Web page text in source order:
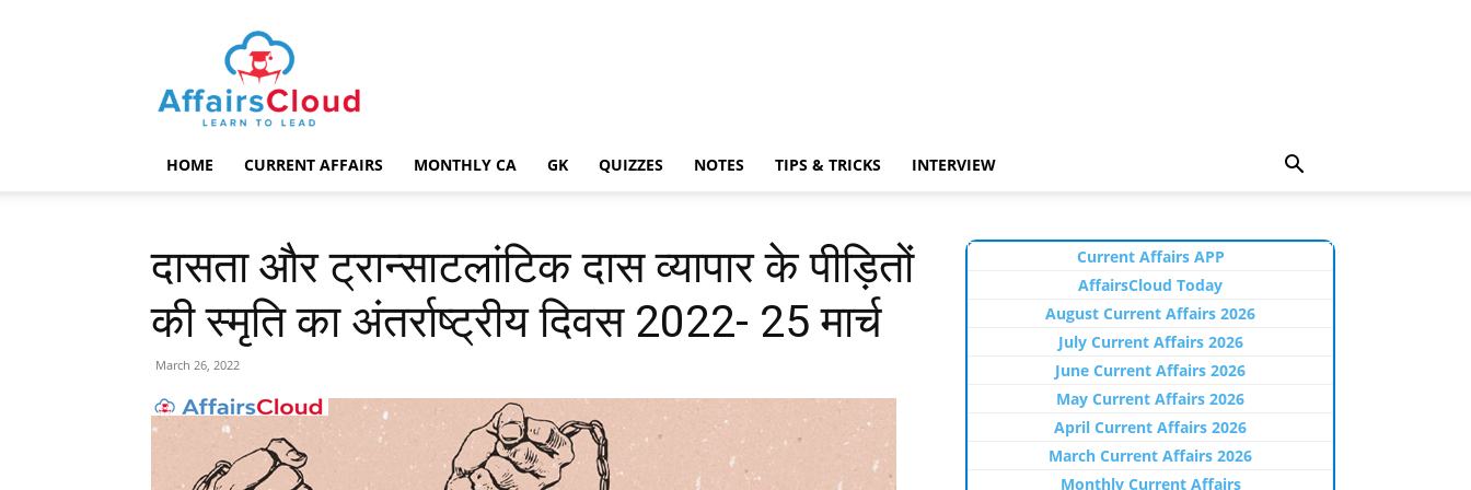
AffairsCloud.com
HOME CURRENT AFFAIRS MONTHLY CA GK QUIZZES NOTES TIPS & TRICKS INTERVIEW
दासता और ट्रान्साटलांटिक दास व्यापार के पीड़ितों
की स्मृति का अंतर्राष्ट्रीय दिवस 2022- 25 मार्च
March 26, 2022
Current Affairs APP
AffairsCloud Today
August Current Affairs 2026
July Current Affairs 2026
June Current Affairs 2026
May Current Affairs 2026
April Current Affairs 2026
March Current Affairs 2026
Monthly Current Affairs